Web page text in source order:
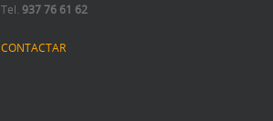
Tel. 937 76 61 62
CONTACTAR